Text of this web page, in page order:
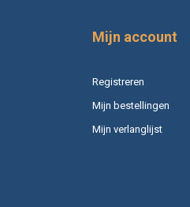
Mijn account
Registreren
Mijn bestellingen
Mijn verlanglijst